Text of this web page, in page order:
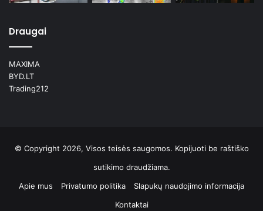
Draugai
MAXIMA
BYD.LT
Trading212
© Copyright 2026, Visos teisės saugomos. Kopijuoti be raštiško
sutikimo draudžiama.
Apie mus
Privatumo politika
Slapukų naudojimo informacija
Kontaktai